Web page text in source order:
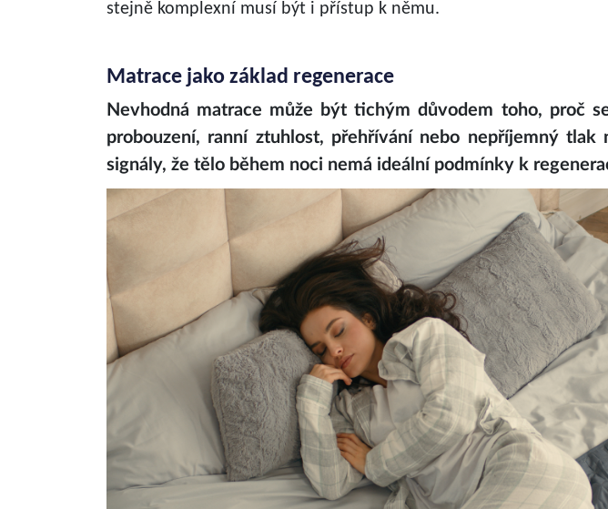
stejně komplexní musí být i přístup k němu.
Matrace jako základ regenerace
Nevhodná matrace může být tichým důvodem toho, proč
probouzení, ranní ztuhlost, přehřívání nebo nepříjemný
signály, že tělo během noci nemá ideální podmínky k